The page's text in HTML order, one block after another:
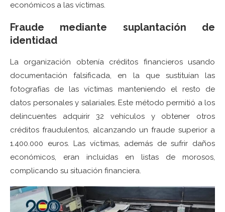
económicos a las víctimas.
Fraude mediante suplantación de
identidad
La organización obtenía créditos financieros usando
documentación falsificada, en la que sustituían las
fotografías de las víctimas manteniendo el resto de
datos personales y salariales. Este método permitió a los
delincuentes adquirir 32 vehículos y obtener otros
créditos fraudulentos, alcanzando un fraude superior a
1.400.000 euros. Las víctimas, además de sufrir daños
económicos, eran incluidas en listas de morosos,
complicando su situación financiera.